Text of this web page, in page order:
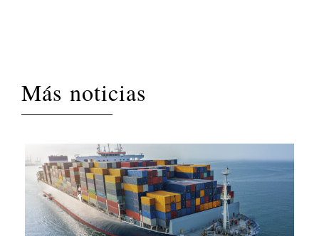
Más noticias